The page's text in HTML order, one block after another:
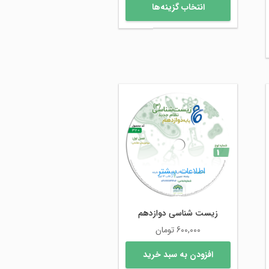
انتخاب گزینه‌ها
دارای
اطلاعات بیشتر
زیست شناسی دوازدهم
600,000تومان
افزودن به سبد خرید